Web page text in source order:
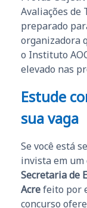
Avaliações
preparado
organizadora
o Instituto
elevado nas
Estude
sua vaga
Se você está
invista em
Secretaria de
Acrefeito por
concurso